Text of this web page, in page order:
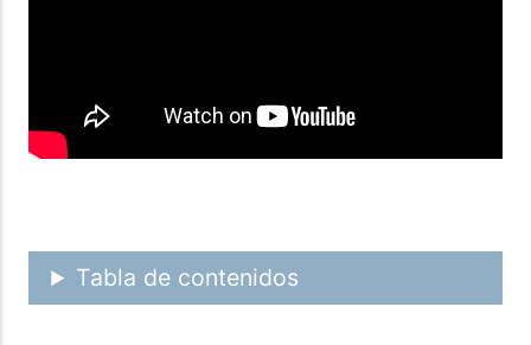
Tabla de contenidos